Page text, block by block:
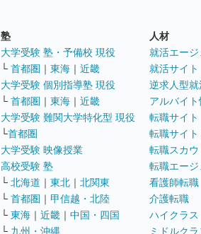
塾
大学受験 塾・予備校 現役
└ 首都圏 ｜ 東海 ｜ 近畿
大学受験 個別指導塾 現役
└ 首都圏 ｜ 東海 ｜ 近畿
大学受験 難関大学特化型 現役
└首都圏
大学受験 映像授業
高校受験 塾
└ 北海道 ｜ 東北 ｜ 北関東
└ 首都圏 ｜ 甲信越・北陸
└ 東海 ｜ 近畿 ｜ 中国・四国
└ 九州・沖縄
人材
就活エージ
就活サイト
逆求人型就
アルバイト
転職サイト
転職サイト
転職スカウ
転職エージ
看護師転職
介護転職
ハイクラス
ミドルク